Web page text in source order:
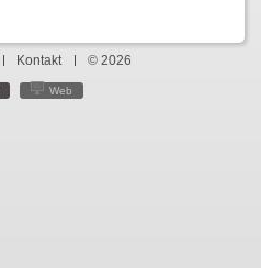
Kontakt © 2026
Web